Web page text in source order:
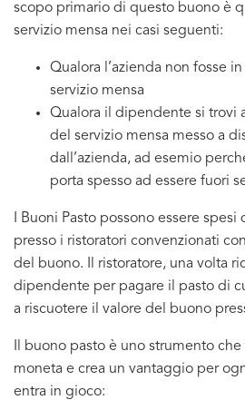
scopo primario di questo buono è
servizio mensa nei casi seguenti:
Qualora l’azienda non fosse
servizio mensa
Qualora il dipendente si trovi
del servizio mensa messo a
dall’azienda, ad esemio
porta spesso ad essere fuori
I Buoni Pasto possono essere
presso i ristoratori convenzionati
del buono. Il ristoratore, una volta
dipendente per pagare il pasto di
a riscuotere il valore del buono
Il buono pasto è uno strumento
moneta e crea un vantaggio per
entra in gioco: